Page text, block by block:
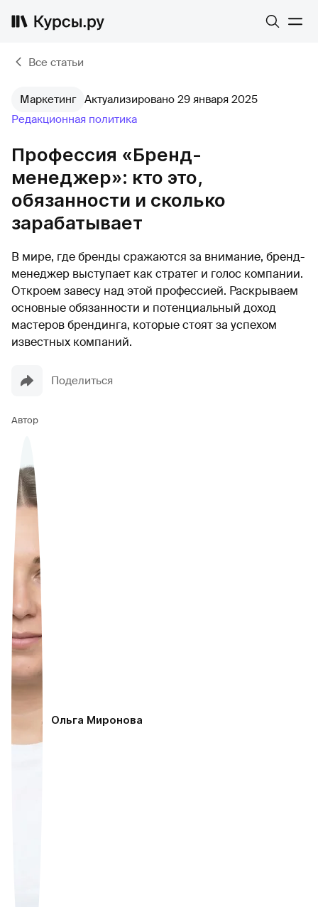
Все статьи
Маркетинг Актуализировано 29 января 2025
Редакционная политика
Профессия «Бренд-
менеджер»: кто это,
обязанности и сколько
зарабатывает
В мире, где бренды сражаются за внимание, бренд-
менеджер выступает как стратег и голос компании.
Откроем завесу над этой профессией. Раскрываем
основные обязанности и потенциальный доход
мастеров брендинга, которые стоят за успехом
известных компаний.
Поделиться
Автор
Ольга Миронова